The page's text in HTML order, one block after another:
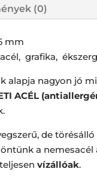
(0)
mm
grafika,
alapja nagyon jó
ACÉL
de
a nemesacél
vízállóak.